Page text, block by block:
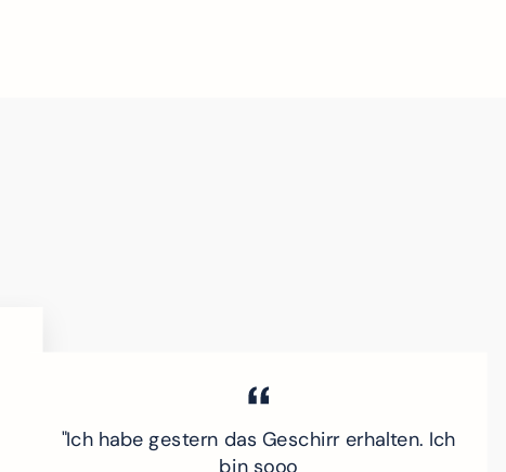
"Ich habe gestern das Geschirr erhalten. Ich
bin sooo